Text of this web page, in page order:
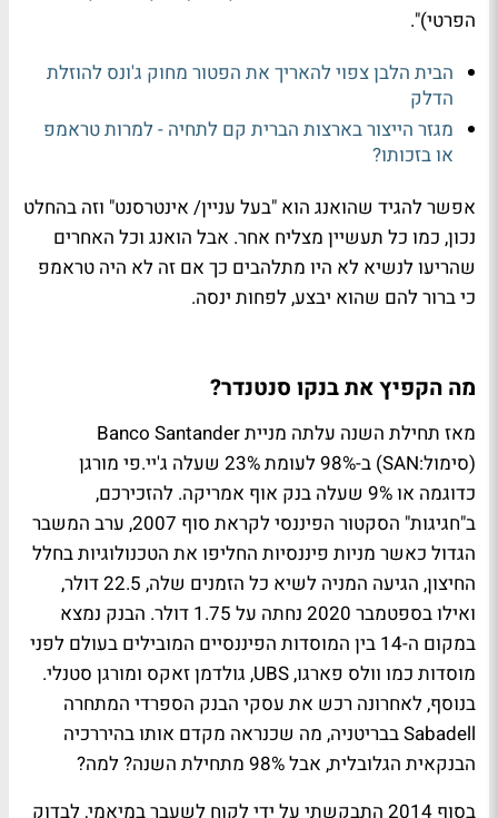
הפרטי)".
הבית הלבן צפוי להאריך את הפטור מחוק ג'ונס להוזלת
הדלק
מגזר הייצור בארצות הברית קם לתחיה - למרות טראמפ
או בזכותו?
אפשר להגיד שהואנג הוא "בעל עניין/ אינטרסנט" וזה בהחלט
נכון, כמו כל תעשיין מצליח אחר. אבל הואנג וכל האחרים
שהריעו לנשיא לא היו מתלהבים כך אם זה לא היה טראמפ
כי ברור להם שהוא יבצע, לפחות ינסה.
מה הקפיץ את בנקו סנטנדר?
מאז תחילת השנה עלתה מניית Banco Santander
(סימול:SAN) ב-98% לעומת 23% שעלה ג'יי.פי מורגן
כדוגמה או 9% שעלה בנק אוף אמריקה. להזכירכם,
ב"חגיגות" הסקטור הפיננסי לקראת סוף 2007, ערב המשבר
הגדול כאשר מניות פיננסיות החליפו את הטכנולוגיות בחלל
החיצון, הגיעה המניה לשיא כל הזמנים שלה, 22.5 דולר,
ואילו בספטמבר 2020 נחתה על 1.75 דולר. הבנק נמצא
במקום ה-14 בין המוסדות הפיננסיים המובילים בעולם לפני
מוסדות כמו וולס פארגו, UBS, גולדמן זאקס ומורגן סטנלי.
בנוסף, לאחרונה רכש את עסקי הבנק הספרדי המתחרה
Sabadell בבריטניה, מה שכנראה מקדם אותו בהיררכיה
הבנקאית הגלובלית, אבל 98% מתחילת השנה? למה?
בסוף 2014 התבקשתי על ידי לקוח לשעבר במיאמי, לבדוק